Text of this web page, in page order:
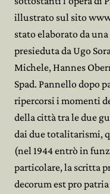
illustrato sul sito
stato elaborato da
presieduta da Ugo
Michele, Hannes
Spad. Pannello dopo
ripercorsi i momenti
della città tra le due
dai due totalitarismi,
(nel 1944 entrò in
particolare, la scritta
decorum est pro